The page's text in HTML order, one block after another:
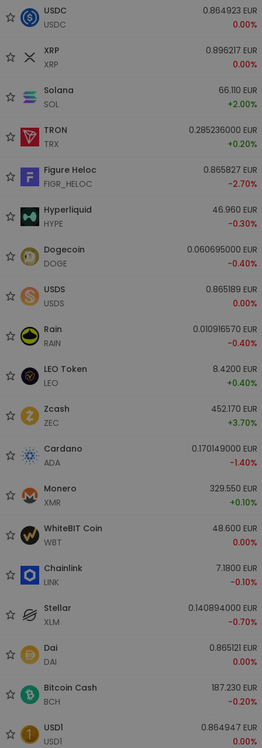
USDC
USDC
0.864923 EUR
0.00%
XRP
XRP
0.896217 EUR
0.00%
Solana
SOL
66.110 EUR
+2.00%
TRON
TRX
0.285236000 EUR
+0.20%
Figure Heloc
FIGR_HELOC
0.865827 EUR
-2.70%
Hyperliquid
HYPE
46.960 EUR
-0.30%
Dogecoin
DOGE
0.060695000 EUR
-0.40%
USDS
USDS
0.865189 EUR
0.00%
Rain
RAIN
0.010916570 EUR
-0.40%
LEO Token
LEO
8.4200 EUR
+0.40%
Zcash
ZEC
452.170 EUR
+3.70%
Cardano
ADA
0.170149000 EUR
-1.40%
Monero
XMR
329.550 EUR
+0.10%
WhiteBIT Coin
WBT
48.600 EUR
0.00%
Chainlink
LINK
7.1800 EUR
-0.10%
Stellar
XLM
0.140894000 EUR
-0.70%
Dai
DAI
0.865121 EUR
0.00%
Bitcoin Cash
BCH
187.230 EUR
-0.20%
USD1
USD1
0.864947 EUR
0.00%